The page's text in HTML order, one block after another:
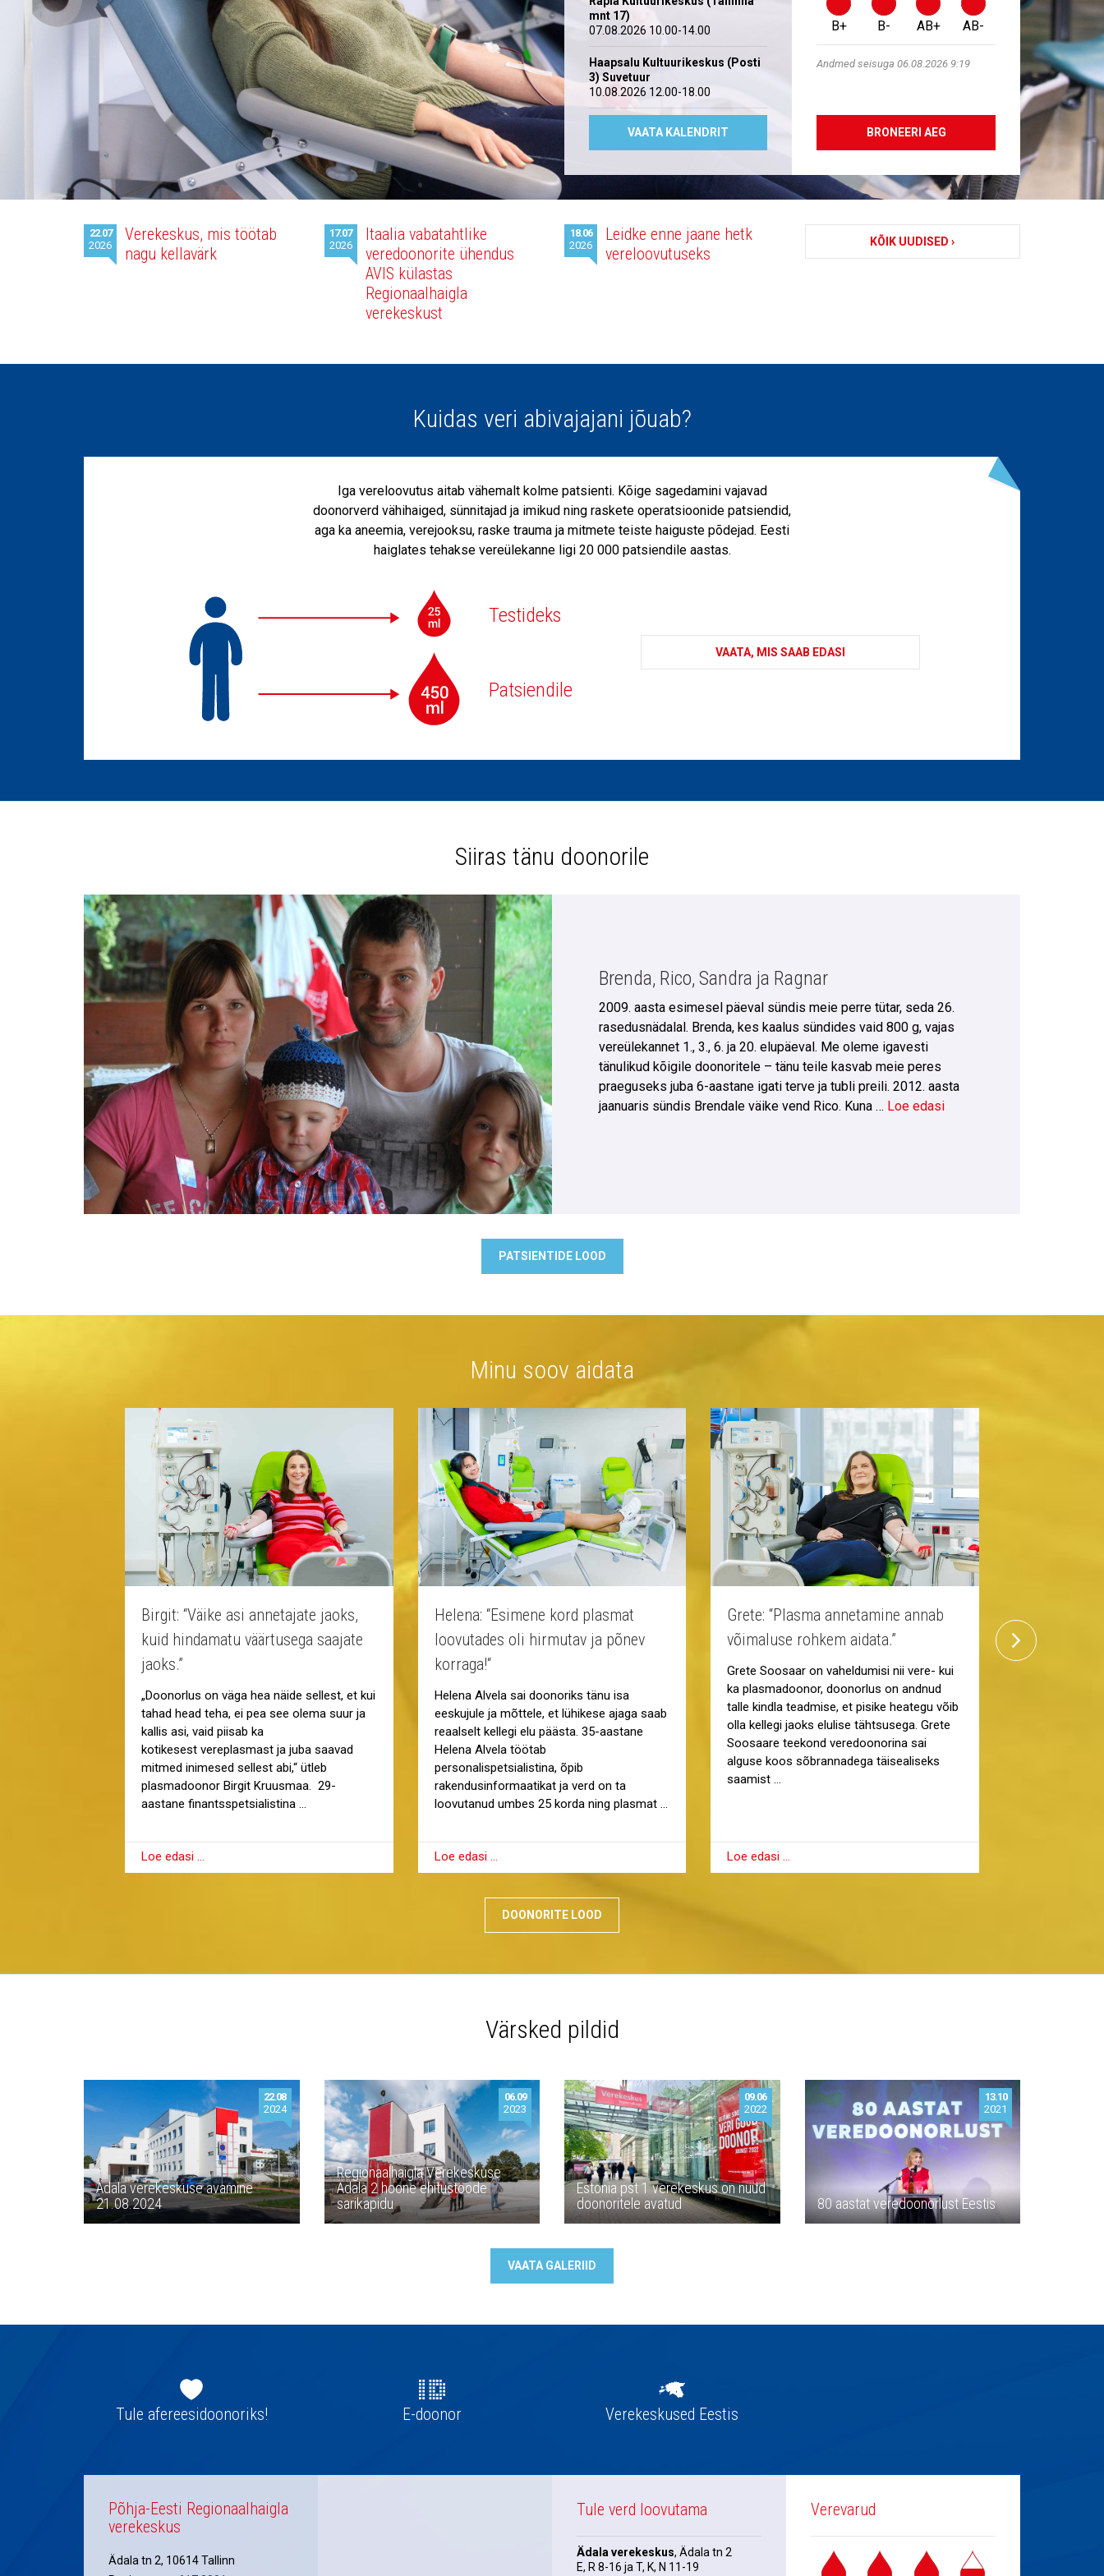
mnt 17)
07.08.2026 10.00-14.00
Haapsalu Kultuurikeskus (Posti
3) Suvetuur
10.08.2026 12.00-18.00
VAATA KALENDRIT
B+ B- AB+ AB-
Andmed seisuga 06.08.2026 9:19
BRONEERI AEG
Viimased
uudised
22.07
2026
Verekeskus, mis töötab
nagu kellavärk
17.07
2026
Itaalia vabatahtlike
veredoonorite ühendus
AVIS külastas
Regionaalhaigla
verekeskust
18.06
2026
Leidke enne jaane hetk
vereloovutuseks
KÕIK UUDISED ›
Kuidas veri abivajajani jõuab?
Iga vereloovutus aitab vähemalt kolme patsienti. Kõige sagedamini vajavad
doonorverd vähihaiged, sünnitajad ja imikud ning raskete operatsioonide patsiendid,
aga ka aneemia, verejooksu, raske trauma ja mitmete teiste haiguste põdejad. Eesti
haiglates tehakse vereülekanne ligi 20 000 patsiendile aastas.
Testideks
Patsiendile
VAATA, MIS SAAB EDASI
Siiras tänu doonorile
Brenda, Rico, Sandra ja Ragnar
2009. aasta esimesel päeval sündis meie perre tütar, seda 26.
rasedusnädalal. Brenda, kes kaalus sündides vaid 800 g, vajas
vereülekannet 1., 3., 6. ja 20. elupäeval. Me oleme igavesti
tänulikud kõigile doonoritele – tänu teile kasvab meie peres
praeguseks juba 6-aastane igati terve ja tubli preili. 2012. aasta
jaanuaris sündis Brendale väike vend Rico. Kuna … Loe edasi
PATSIENTIDE LOOD
Minu soov aidata
Birgit: “Väike asi annetajate jaoks,
kuid hindamatu väärtusega saajate
jaoks.”
„Doonorlus on väga hea näide sellest, et kui
tahad head teha, ei pea see olema suur ja
kallis asi, vaid piisab ka
kotikesest vereplasmast ja juba saavad
mitmed inimesed sellest abi,“ ütleb
plasmadoonor Birgit Kruusmaa. 29-
aastane finantsspetsialistina …
Loe edasi …
Helena: “Esimene kord plasmat
loovutades oli hirmutav ja põnev
korraga!“
Helena Alvela sai doonoriks tänu isa
eeskujule ja mõttele, et lühikese ajaga saab
reaalselt kellegi elu päästa. 35-aastane
Helena Alvela töötab
personalispetsialistina, õpib
rakendusinformaatikat ja verd on ta
loovutanud umbes 25 korda ning plasmat …
Loe edasi …
Grete: “Plasma annetamine annab
võimaluse rohkem aidata.”
Grete Soosaar on vaheldumisi nii vere- kui
ka plasmadoonor, doonorlus on andnud
talle kindla teadmise, et pisike heategu võib
olla kellegi jaoks elulise tähtsusega. Grete
Soosaare teekond veredoonorina sai
alguse koos sõbrannadega täisealiseks
saamist …
Loe edasi …
Suur
kino toetab
DOONORITE LOOD
Värsked pildid
Ädala verekeskuse avamine
21.08.2024
22.08
2024
Regionaalhaigla Verekeskuse
Ädala 2 hoone ehitustööde
sarikapidu
06.09
2023
Estonia pst 1 verekeskus on nüüd
doonoritele avatud
09.06
2022
80 aastat veredoonorlust Eestis
13.10
2021
VAATA GALERIID
navigatsioonTule afereesidoonoriks! E-doonor Verekeskused Eestis
Põhja-Eesti Regionaalhaigla
verekeskus
Ädala tn 2, 10614 Tallinn
Tule verd loovutama
Ädala verekeskus, Ädala tn 2
E, R 8-16 ja T, K, N 11-19
Verevarud